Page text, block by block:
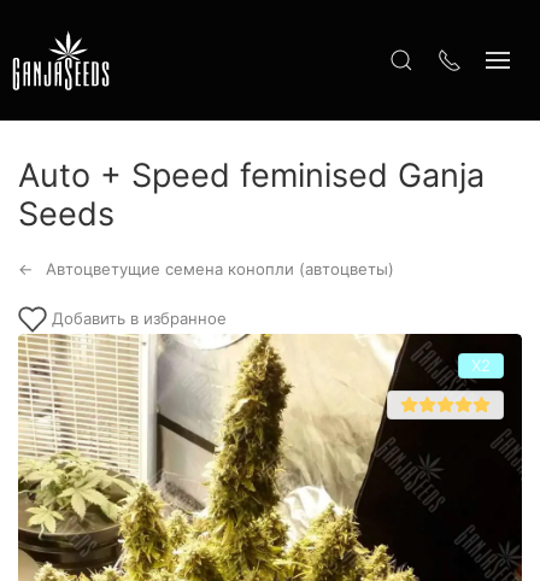
Auto + Speed feminised Ganja
Seeds
Автоцветущие семена конопли (автоцветы)
Добавить в избранное
Х2